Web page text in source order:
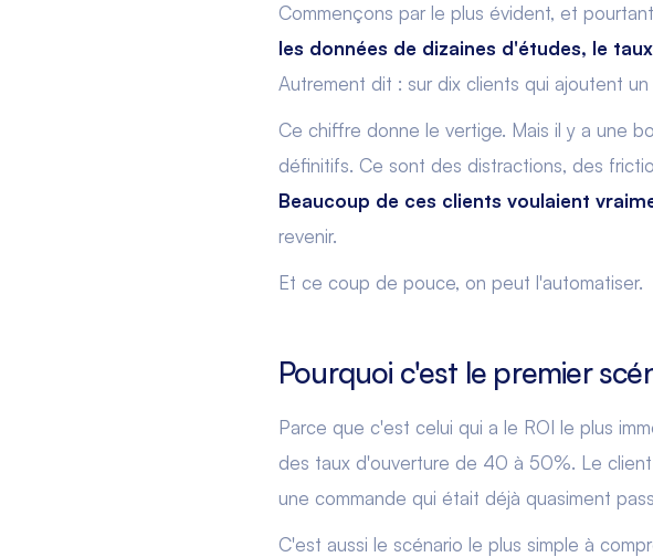
Commençons par le plus évident, et
les données de dizaines d'études, le
Autrement dit : sur dix clients qui ajoutent
Ce chiffre donne le vertige. Mais il y a une
définitifs. Ce sont des distractions, des
Beaucoup de ces clients voulaient
revenir.
Et ce coup de pouce, on peut l'automatiser.
Pourquoi c'est le premier
Parce que c'est celui qui a le ROI le plus
des taux d'ouverture de 40 à 50%. Le
une commande qui était déjà quasiment
C'est aussi le scénario le plus simple à